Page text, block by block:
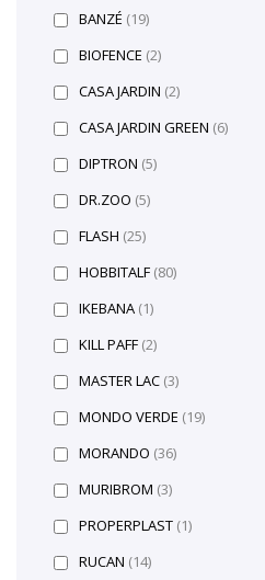
BANZÉ (19)
BIOFENCE (2)
CASA JARDIN (2)
CASA JARDIN GREEN (6)
DIPTRON (5)
DR.ZOO (5)
FLASH (25)
HOBBITALF (80)
IKEBANA (1)
KILL PAFF (2)
MASTER LAC (3)
MONDO VERDE (19)
MORANDO (36)
MURIBROM (3)
PROPERPLAST (1)
RUCAN (14)